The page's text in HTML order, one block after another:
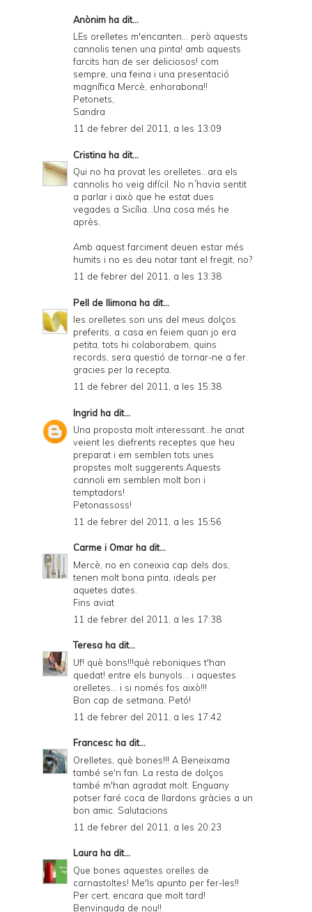
Anònim ha dit...
LEs orelletes m'encanten... però aquests
cannolis tenen una pinta! amb aquests
farcits han de ser deliciosos! com
sempre, una feina i una presentació
magnífica Mercè, enhorabona!!
Petonets,
Sandra
11 de febrer del 2011, a les 13:09
Cristina ha dit...
Qui no ha provat les orelletes...ara els
cannolis ho veig difícil. No n´havia sentit
a parlar i això que he estat dues
vegades a Sicília...Una cosa més he
après.
Amb aquest farciment deuen estar més
humits i no es deu notar tant el fregit, no?
11 de febrer del 2011, a les 13:38
Pell de llimona ha dit...
les orelletes son uns del meus dolços
preferits, a casa en feiem quan jo era
petita, tots hi colaborabem, quins
records, sera questió de tornar-ne a fer.
gracies per la recepta.
11 de febrer del 2011, a les 15:38
Ingrid ha dit...
Una proposta molt interessant...he anat
veient les diefrents receptes que heu
preparat i em semblen tots unes
propstes molt suggerents.Aquests
cannoli em semblen molt bon i
temptadors!
Petonassoss!
11 de febrer del 2011, a les 15:56
Carme i Omar ha dit...
Mercè, no en coneixia cap dels dos,
tenen molt bona pinta, ideals per
aquetes dates.
Fins aviat
11 de febrer del 2011, a les 17:38
Teresa ha dit...
Uf! què bons!!!què reboniques t'han
quedat! entre els bunyols... i aquestes
orelletes... i si només fos això!!!
Bon cap de setmana, Petó!
11 de febrer del 2011, a les 17:42
Francesc ha dit...
Orelletes, què bones!!! A Beneixama
també se'n fan. La resta de dolços
també m'han agradat molt. Enguany
potser faré coca de llardons gràcies a un
bon amic. Salutacions
11 de febrer del 2011, a les 20:23
Laura ha dit...
Que bones aquestes orelles de
carnastoltes! Me'ls apunto per fer-les!!
Per cert, encara que molt tard!
Benvinguda de nou!!